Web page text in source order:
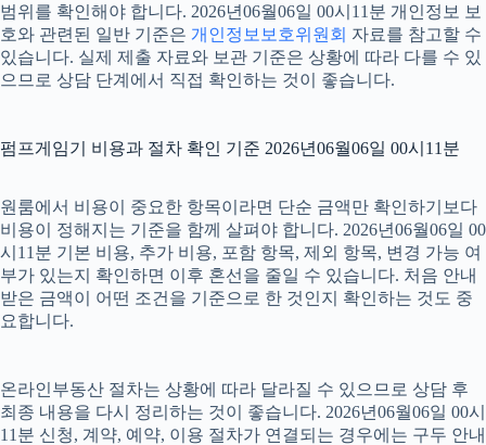
범위를 확인해야 합니다. 2026년06월06일 00시11분 개인정보 보
호와 관련된 일반 기준은 개인정보보호위원회 자료를 참고할 수
있습니다. 실제 제출 자료와 보관 기준은 상황에 따라 다를 수 있
으므로 상담 단계에서 직접 확인하는 것이 좋습니다.
펌프게임기 비용과 절차 확인 기준 2026년06월06일 00시11분
원룸에서 비용이 중요한 항목이라면 단순 금액만 확인하기보다
비용이 정해지는 기준을 함께 살펴야 합니다. 2026년06월06일 00
시11분 기본 비용, 추가 비용, 포함 항목, 제외 항목, 변경 가능 여
부가 있는지 확인하면 이후 혼선을 줄일 수 있습니다. 처음 안내
받은 금액이 어떤 조건을 기준으로 한 것인지 확인하는 것도 중
요합니다.
온라인부동산 절차는 상황에 따라 달라질 수 있으므로 상담 후
최종 내용을 다시 정리하는 것이 좋습니다. 2026년06월06일 00시
11분 신청, 계약, 예약, 이용 절차가 연결되는 경우에는 구두 안내